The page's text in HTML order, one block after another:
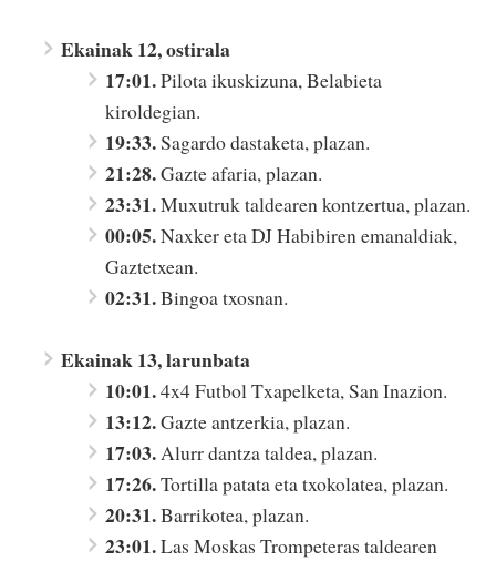
Ekainak 12, ostirala
17:01.Pilota ikuskizuna, Belabieta
kiroldegian.
19:33.Sagardo dastaketa, plazan.
21:28.Gazte afaria, plazan.
23:31.Muxutruk taldearen kontzertua, plazan.
00:05.Naxker eta DJ Habibiren emanaldiak,
Gaztetxean.
02:31.Bingoa txosnan.
Ekainak 13, larunbata
10:01.4x4 Futbol Txapelketa, San Inazion.
13:12.Gazte antzerkia, plazan.
17:03.Alurr dantza taldea, plazan.
17:26.Tortilla patata eta txokolatea, plazan.
20:31.Barrikotea, plazan.
23:01.Las Moskas Trompeteras taldearen